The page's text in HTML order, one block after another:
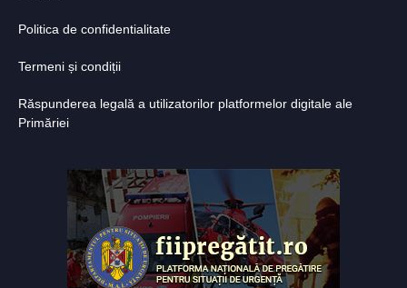
Politica de confidentialitate
Termeni și condiții
Răspunderea legală a utilizatorilor platformelor digitale ale
Primăriei